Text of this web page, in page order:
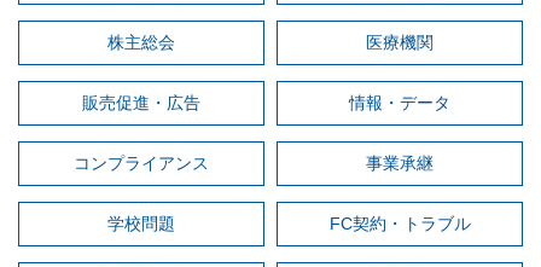
株主総会 医療機関
販売促進・広告 情報・データ
コンプライアンス 事業承継
学校問題 FC契約・トラブル